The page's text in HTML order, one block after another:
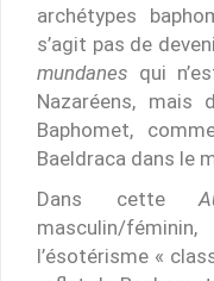
archétypes
s’agit pas de
mundanes qui
Nazaréens, mais
Baphomet,
Baeldraca dans le
Dans cette
masculin/
l’ésotérisme «